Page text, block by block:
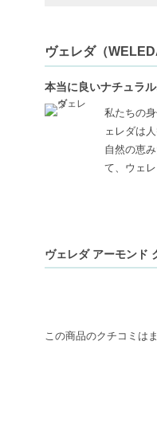
ヴェレダ（
本当に良いナチュラ
私たちの
ェレダは
自然の恵
て、ウェ
ヴェレダ アーモンド
この商品のクチコミは